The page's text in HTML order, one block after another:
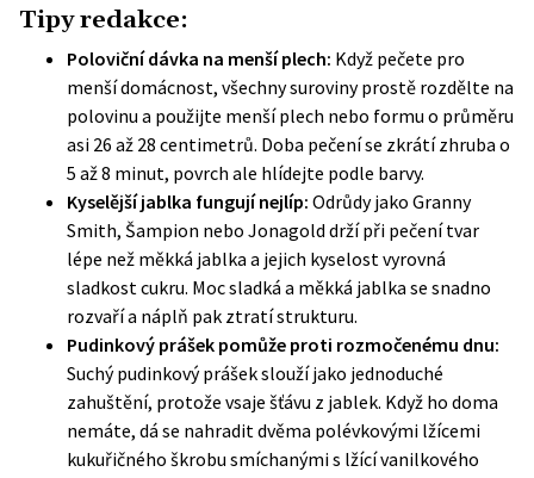
Tipy redakce:
Poloviční dávka na menší plech: Když pečete pro
menší domácnost, všechny suroviny prostě rozdělte na
polovinu a použijte menší plech nebo formu o průměru
asi 26 až 28 centimetrů. Doba pečení se zkrátí zhruba o
5 až 8 minut, povrch ale hlídejte podle barvy.
Kyselější jablka fungují nejlíp: Odrůdy jako Granny
Smith, Šampion nebo Jonagold drží při pečení tvar
lépe než měkká jablka a jejich kyselost vyrovná
sladkost cukru. Moc sladká a měkká jablka se snadno
rozvaří a náplň pak ztratí strukturu.
Pudinkový prášek pomůže proti rozmočenému dnu:
Suchý pudinkový prášek slouží jako jednoduché
zahuštění, protože vsaje šťávu z jablek. Když ho doma
nemáte, dá se nahradit dvěma polévkovými lžícemi
kukuřičného škrobu smíchanými s lžící vanilkového